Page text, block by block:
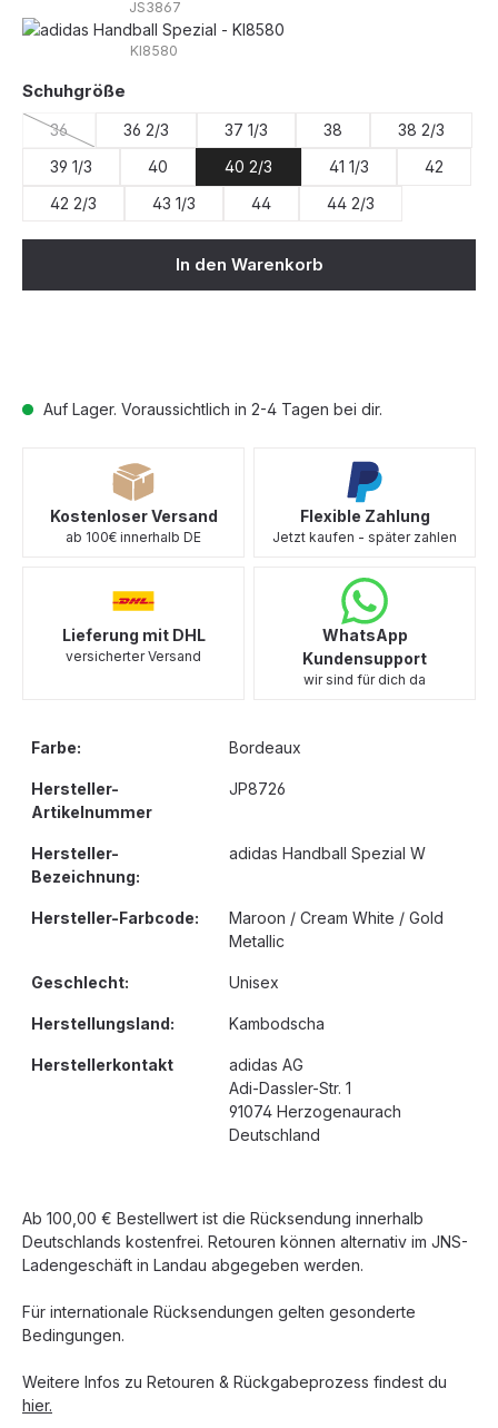
Auf Lager. Voraussichtlich in 2-4 Tagen bei dir.
JS3867
KI8580
Schuhgröße
36
(Diese Option ist zurzeit nicht verfügbar.)
36 2/3 37 1/3 38
38 2/3
39 1/3
40 40 2/3 41 1/3
42
42 2/3
43 1/3 44 44 2/3
In den Warenkorb
Kostenloser Versand
ab 100€ innerhalb DE
Flexible Zahlung
Jetzt kaufen - später zahlen
Lieferung mit DHL
versicherter Versand
WhatsApp
Kundensupport
wir sind für dich da
Farbe: Bordeaux
Hersteller-
Artikelnummer
JP8726
Hersteller-
Bezeichnung:
adidas Handball Spezial W
Hersteller-Farbcode:
Maroon / Cream White / Gold
Metallic
Geschlecht: Unisex
Herstellungsland: Kambodscha
Herstellerkontakt
adidas AG
Adi-Dassler-Str. 1
91074 Herzogenaurach
Deutschland
Ab 100,00 € Bestellwert ist die Rücksendung innerhalb
Deutschlands kostenfrei. Retouren können alternativ im JNS-
Ladengeschäft in Landau abgegeben werden.
Für internationale Rücksendungen gelten gesonderte
Bedingungen.
Weitere Infos zu Retouren & Rückgabeprozess findest du
hier.